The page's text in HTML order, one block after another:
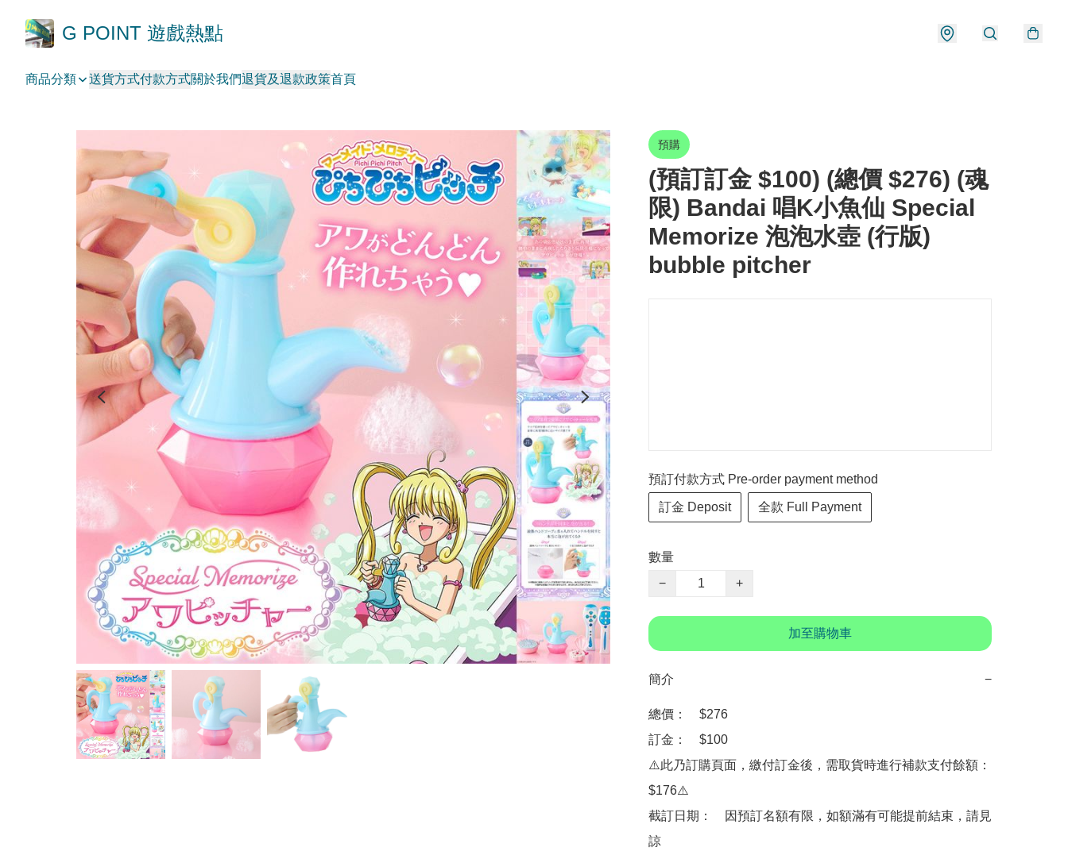
G POINT 遊戲熱點
商品分類 送貨方式付款方式關於我們退貨及退款政策首頁
預購
(預訂訂金 $100) (總價 $276) (魂
限) Bandai 唱K小魚仙 Special
Memorize 泡泡水壺 (行版)
bubble pitcher
預訂付款方式 Pre-order payment method
訂金 Deposit 全款 Full Payment
數量
−
+
加至購物車
簡介 −
總價：　$276
訂金：　$100
⚠️此乃訂購頁面，繳付訂金後，需取貨時進行補款支付餘額：
$176⚠️
截訂日期：　因預訂名額有限，如額滿有可能提前結束，請見
諒